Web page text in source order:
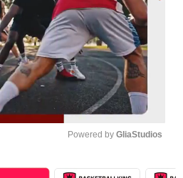
Powered by GliaStudios